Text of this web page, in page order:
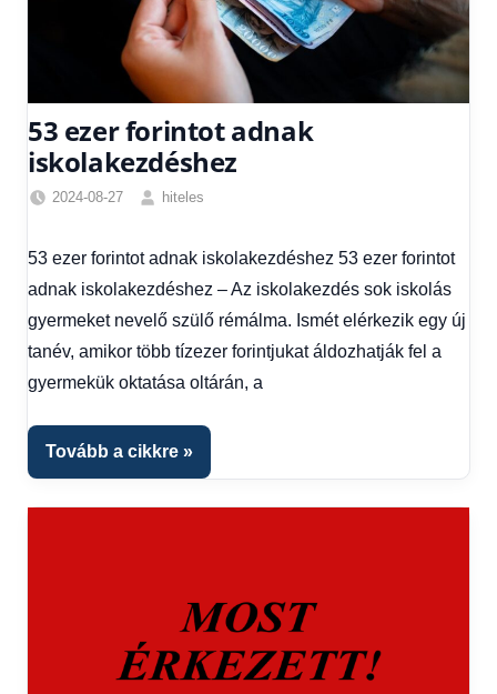
53 ezer forintot adnak
iskolakezdéshez
2024-08-27
hiteles
Gazdaság,
Hírek,
Hírek
kézből,
53 ezer forintot adnak iskolakezdéshez 53 ezer forintot
adnak iskolakezdéshez – Az iskolakezdés sok iskolás
gyermeket nevelő szülő rémálma. Ismét elérkezik egy új
tanév, amikor több tízezer forintjukat áldozhatják fel a
gyermekük oktatása oltárán, a
Tovább a cikkre